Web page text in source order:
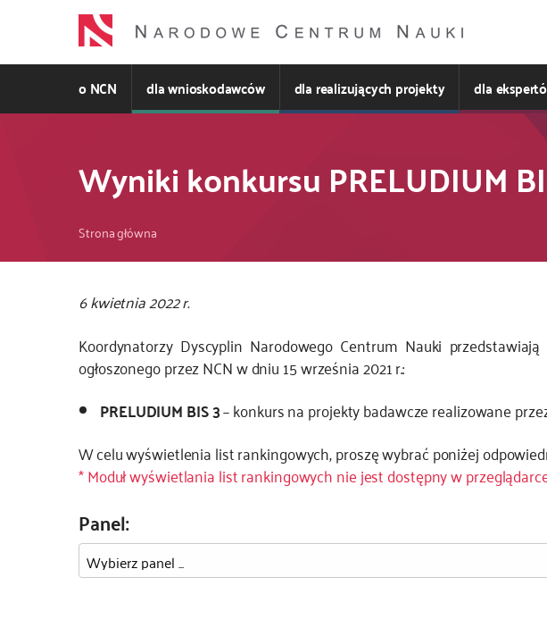
o NCN dla wnioskodawców dla realizujących projekty dla
Wyniki konkursu PRELUDIUM
Ścieżka
Strona główna
Kod
i
JS
6 kwietnia 2022 r.
Koordynatorzy Dyscyplin Narodowego Centrum Nauki
ogłoszonego przez NCN w dniu 15 września 2021 r.:
PRELUDIUM BIS 3– konkurs na projekty badawcze realizowane
W celu wyświetlenia list rankingowych, proszę wybrać poniżej
* Moduł wyświetlania list rankingowych nie jest dostępny w
Panel: